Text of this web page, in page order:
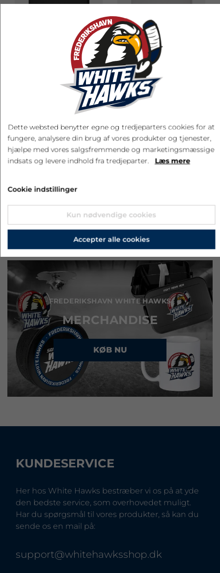
WHITE HAWKS
KORTHOLDER - INKL.
NAVN, SORT
150,00 kr.
WHITE HAWKS
KORTHOLDER - INKL.
NAVN, SILVER
150,00 kr.
FREDERIKSHAVN WHITE HAWKS
KØB NU
FREDERIKSHAVN WHITE HAWKS
MERCHANDISE
KØB NU
KUNDESERVICE
Her hos White Hawks bestræber vi os på at yde
den bedste service, som overhovedet muligt.
Har du spørgsmål til vores produkter, så kan du
sende os en mail på:
support@whitehawksshop.dk
Dette websted benytter egne og tredjeparters cookies for at
fungere, analysere din brug af vores produkter og tjenester,
hjælpe med vores salgsfremmende og marketingsmæssige
indsats og levere indhold fra tredjeparter. Læs mere
Cookie indstillinger
Kun nødvendige cookies
Accepter alle cookies